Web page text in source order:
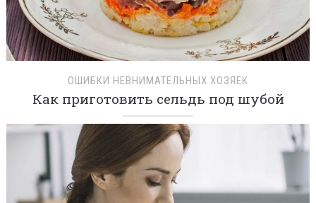
ОШИБКИ НЕВНИМАТЕЛЬНЫХ ХОЗЯЕК
Как приготовить сельдь под шубой